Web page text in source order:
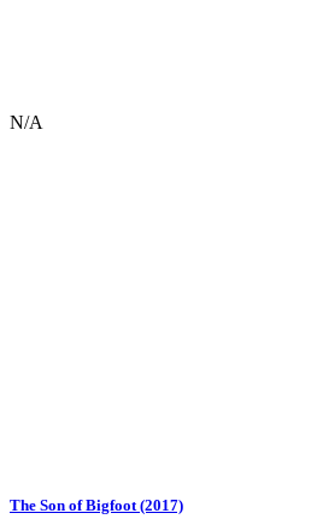
N/A
The Son of Bigfoot (2017)